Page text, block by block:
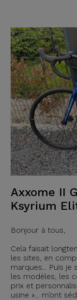
Axxome II
Ksyrium
Bonjour à tous,
Cela faisait
les sites, en
marques... Puis je
les modèles, les
prix et
usine »... m’ont